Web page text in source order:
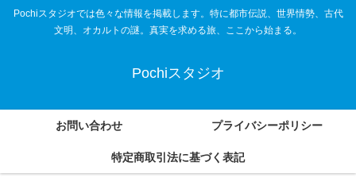
Pochiスタジオでは色々な情報を掲載します。特に都市伝説、世界情勢、古代
文明、オカルトの謎。真実を求める旅、ここから始まる。
Pochiスタジオ
お問い合わせ プライバシーポリシー
特定商取引法に基づく表記